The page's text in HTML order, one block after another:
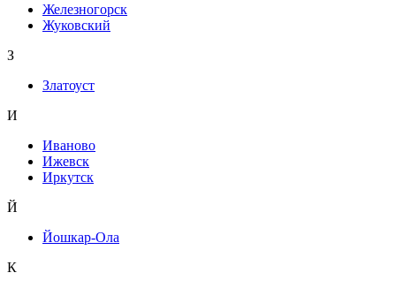
Железногорск
Жуковский
З
Златоуст
И
Иваново
Ижевск
Иркутск
Й
Йошкар-Ола
К